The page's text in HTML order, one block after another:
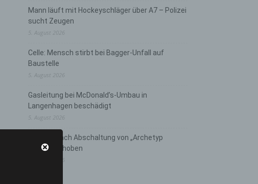
Mann läuft mit Hockeyschläger über A7 – Polizei
sucht Zeugen
5. August 2026
Celle: Mensch stirbt bei Bagger-Unfall auf
Baustelle
5. August 2026
Gasleitung bei McDonald’s-Umbau in
Langenhagen beschädigt
5. August 2026
Anklage nach Abschaltung von „Archetyp
Market“ erhoben